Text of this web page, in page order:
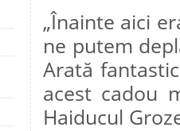
„Înainte aici
ne putem
Arată
acest cadou
Haiducul